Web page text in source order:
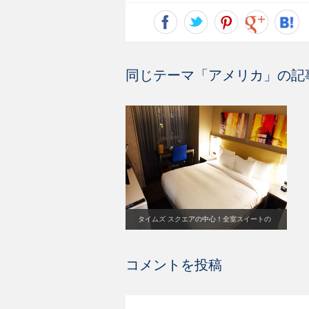
同じテーマ「 アメリカ 」の記
タイムズ スクエアの中心！全室スイートの
ニューヨーク タイムズ スクエア サウス」
コメントを投稿